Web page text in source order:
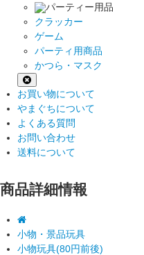
パーティー用品
クラッカー
ゲーム
パーティ用商品
かつら・マスク
お買い物について
やまぐちについて
よくある質問
お問い合わせ
送料について
商品詳細情報
小物・景品玩具
小物玩具(80円前後)